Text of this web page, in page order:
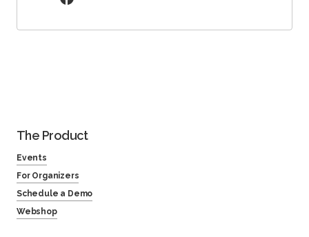
The Product
Events
For Organizers
Schedule a Demo
Webshop